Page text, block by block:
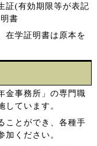
証(有効期限等が表記
書
在学証明書は原本を
金事務所」の専門職
ています。
ことができ、各種手
ください。